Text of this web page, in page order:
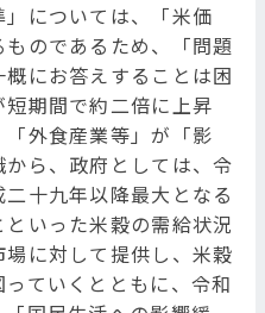
については、「米価
のであるため、「問題
にお答えすることは困
期間で約二倍に上昇
外食産業等」が「影
ら、政府としては、令
十九年以降最大となる
いった米穀の需給状況
に対して提供し、米穀
ていくとともに、令和